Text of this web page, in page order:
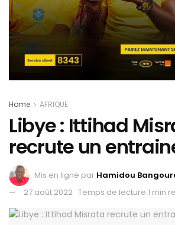
Home AFRIQUE
Libye : Ittihad
recrute un
Mis en ligne par Hamidou
27 août 2022 Temps de lecture:1 min